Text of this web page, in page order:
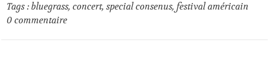
Tags :bluegrass,concert,special consenus,festival américain
0 commentaire